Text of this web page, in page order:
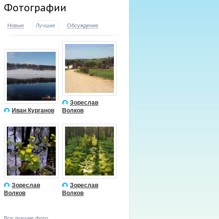
Фотографии
Новые Лучшие Обсуждение
Иван Курганов
Зореслав
Волков
Зореслав
Волков
Зореслав
Волков